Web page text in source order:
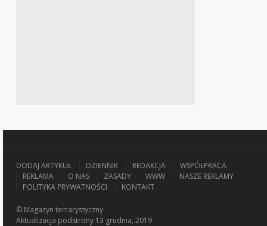
DODAJ ARTYKUŁ DZIENNIK REDAKCJA
WSPÓŁPRACA
REKLAMA
O NAS ZASADY WWW
NASZE REKLAMY
POLITYKA PRYWATNOŚCI
KONTAKT
© Magazyn terrarystyczny
Aktualizacja podstrony 13 grudnia, 2019